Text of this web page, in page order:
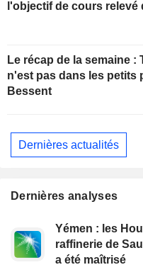
l'objectif de cours relevé
Le récap de la semaine :
n'est pas dans les petits
Bessent
Dernières actualités
Dernières analyses
Yémen : les
raffinerie de
a été maîtrisé